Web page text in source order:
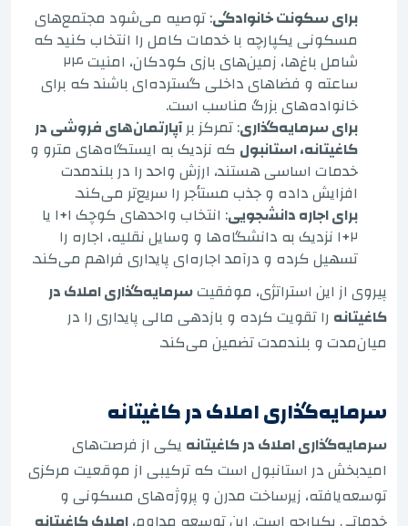
برای سکونت خانوادگی: توصیه می‌شود مجتمع‌های
مسکونی یکپارچه با خدمات کامل را انتخاب کنید که
شامل باغ‌ها، زمین‌های بازی کودکان، امنیت ۲۴
ساعته و فضاهای داخلی گسترده‌ای باشند که برای
خانواده‌های بزرگ مناسب است.
برای سرمایه‌گذاری: تمرکز برآپارتمان‌های فروشی در
کاغیتانه، استانبول که نزدیک به ایستگاه‌های مترو و
خدمات اساسی هستند، ارزش واحد را در بلندمدت
افزایش داده و جذب مستأجر را سریع‌تر می‌کند.
برای اجاره دانشجویی
: انتخاب واحدهای کوچک ۱+۱ یا
۲+۱ نزدیک به دانشگاه‌ها و وسایل نقلیه، اجاره را
تسهیل کرده و درآمد اجاره‌ای پایداری فراهم می‌کند.
پیروی از این استراتژی، موفقیتسرمایه‌گذاری املاک در
کاغیتانه را تقویت کرده و بازدهی مالی پایداری را در
میان‌مدت و بلندمدت تضمین می‌کند.
سرمایه‌گذاری املاک در کاغیتانه
سرمایه‌گذاری املاک در کاغیتانه یکی از فرصت‌های
امیدبخش در استانبول است که ترکیبی از موقعیت مرکزی
توسعه‌یافته، زیرساخت مدرن و پروژه‌های مسکونی و